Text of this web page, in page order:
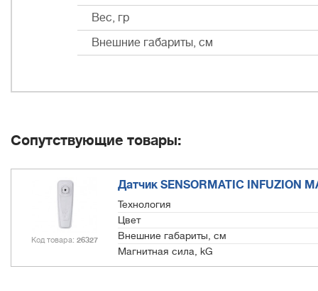
Вес, гр
Внешние габариты, см
Сопутствующие товары:
Код товара 26327
Датчик SENSORMATIC INFUZION
Технология
Цвет
Внешние габариты, см
Магнитная сила, kG